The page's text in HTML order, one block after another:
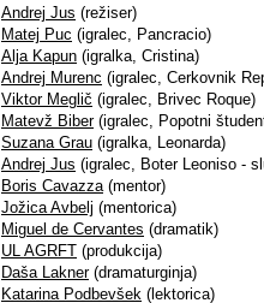
Andrej Jus (režiser)
Matej Puc (igralec, Pancracio)
Alja Kapun (igralka, Cristina)
Andrej Murenc (igralec, Cerkovnik
Viktor Meglič (igralec, Brivec Roque)
Matevž Biber(igralec, Popotni
Suzana Grau (igralka, Leonarda)
Andrej Jus (igralec, Boter Leoniso -
Boris Cavazza(mentor)
Jožica Avbelj (mentorica)
Miguel de Cervantes (dramatik)
UL AGRFT (produkcija)
Daša Lakner(dramaturginja)
Katarina Podbevšek (lektorica)